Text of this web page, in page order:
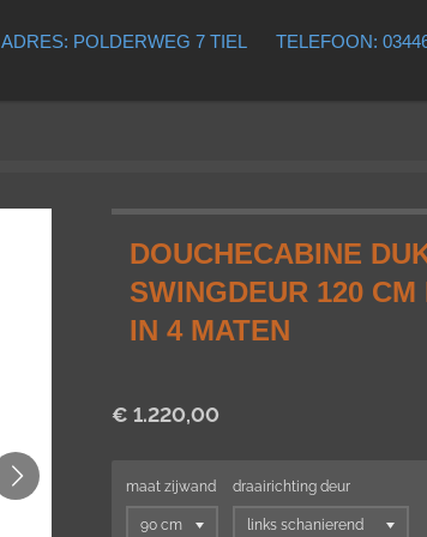
ADRES: POLDERWEG 7 TIEL TELEFOON:
DOUCHECABINE
SWINGDEUR 120
IN 4 MATEN
€ 1.220,00
maat zijwand draairichting deur